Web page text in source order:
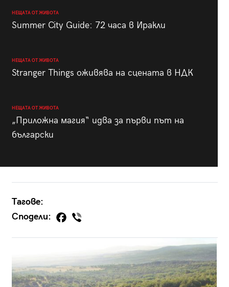
НЕЩАТА ОТ ЖИВОТА
Summer City Guide: 72 часа в Иракли
НЕЩАТА ОТ ЖИВОТА
Stranger Things оживява на сцената в НДК
НЕЩАТА ОТ ЖИВОТА
„Приложна магия“ идва за първи път на
български
Тагове:
Сподели: